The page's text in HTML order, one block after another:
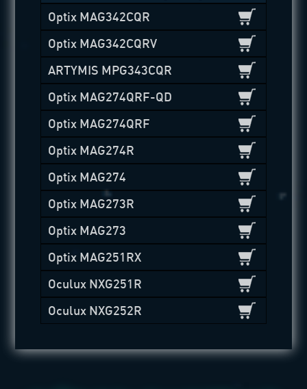
Optix MAG342CQR
Optix MAG342CQRV
ARTYMIS MPG343CQR
Optix MAG274QRF-QD
Optix MAG274QRF
Optix MAG274R
Optix MAG274
Optix MAG273R
Optix MAG273
Optix MAG251RX
Oculux NXG251R
Oculux NXG252R